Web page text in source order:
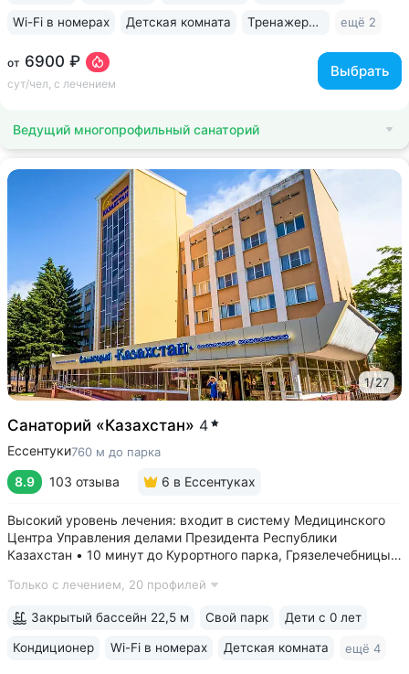
от 6900 ₽
сут/чел, с лечением
Выбрать
Wi-Fi в номерах Детская комната Тренажерный зал ещё 2
Ведущий многопрофильный санаторий
1/27
Санаторий «Казахстан» 4
Ессентуки760 м до парка
8.9 103 отзыва 6 в Ессентуках
Высокий уровень лечения: входит в систему Медицинского
Центра Управления делами Президента Республики
Казахстан • 10 минут до Курортного парка, Грязелечебницы
и «Ессентуки-Новая» • Санаторий с восточным колоритом
Только с лечением, 20 профилей
Закрытый бассейн 22,5 м Свой парк Дети с 0 лет
Кондиционер Wi-Fi в номерах Детская комната ещё 4